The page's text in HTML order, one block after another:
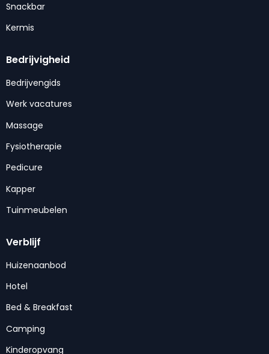
Snackbar
Kermis
Bedrijvigheid
Bedrijvengids
Werk vacatures
Massage
Fysiotherapie
Pedicure
Kapper
Tuinmeubelen
Verblijf
Huizenaanbod
Hotel
Bed & Breakfast
Camping
Kinderopvang